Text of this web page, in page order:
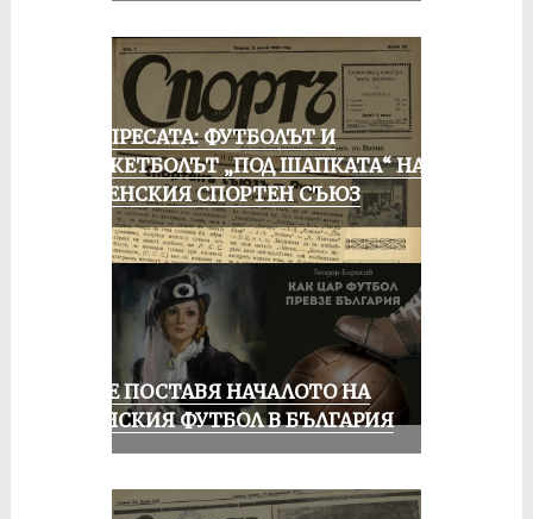
ОТ ПРЕСАТА: ФУТБОЛЪТ И
БАСКЕТБОЛЪТ „ПОД ШАПКАТА“ НА
РУСЕНСКИЯ СПОРТЕН СЪЮЗ
РУСЕ ПОСТАВЯ НАЧАЛОТО НА
ЖЕНСКИЯ ФУТБОЛ В БЪЛГАРИЯ